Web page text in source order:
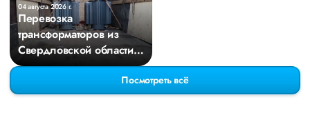
04 августа 2026 г.
Перевозка
трансформаторов из
Свердловской области в
Киров
Посмотреть всё